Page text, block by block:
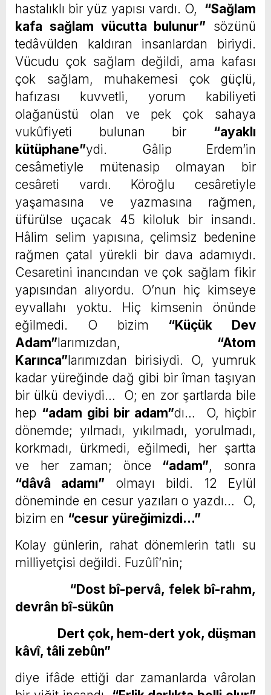
hastalıklı bir yüz yapısı vardı. O, “Sağlam
kafa sağlam vücutta bulunur” sözünü
tedâvülden kaldıran insanlardan biriydi.
Vücudu çok sağlam değildi, ama kafası
çok sağlam, muhakemesi çok güçlü,
hafızası kuvvetli, yorum kabiliyeti
olağanüstü olan ve pek çok sahaya
vukûfiyeti bulunan bir “ayaklı
kütüphane”ydi. Gâlip Erdem’in
cesâmetiyle mütenasip olmayan bir
cesâreti vardı. Köroğlu cesâretiyle
yaşamasına ve yazmasına rağmen,
üfürülse uçacak 45 kiloluk bir insandı.
Hâlim selim yapısına, çelimsiz bedenine
rağmen çatal yürekli bir dava adamıydı.
Cesaretini inancından ve çok sağlam fikir
yapısından alıyordu. O’nun hiç kimseye
eyvallahı yoktu. Hiç kimsenin önünde
eğilmedi. O bizim “Küçük Dev
Adam”larımızdan, “Atom
Karınca”larımızdan birisiydi. O, yumruk
kadar yüreğinde dağ gibi bir îman taşıyan
bir ülkü deviydi… O; en zor şartlarda bile
hep “adam gibi bir adam”dı… O, hiçbir
dönemde; yılmadı, yıkılmadı, yorulmadı,
korkmadı, ürkmedi, eğilmedi, her şartta
ve her zaman; önce “adam”, sonra
“dâvâ adamı” olmayı bildi. 12 Eylül
döneminde en cesur yazıları o yazdı… O,
bizim en “cesur yüreğimizdi…”
Kolay günlerin, rahat dönemlerin tatlı su
milliyetçisi değildi. Fuzûlî’nin;
“Dost bî-pervâ, felek bî-rahm,
devrân bî-sükûn
Dert çok, hem-dert yok, düşman
kâvî, tâli zebûn”
diye ifâde ettiği dar zamanlarda vârolan